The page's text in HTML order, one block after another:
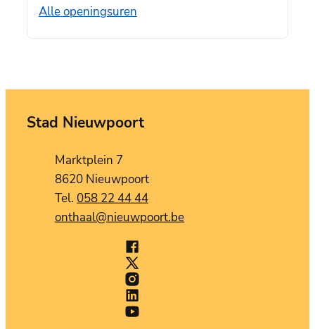
Alle openingsuren
Contact
Stad Nieuwpoort
AdresMarktplein 7
,8620 Nieuwpoort
058 22 44 44
E-mailonthaal@nieuwpoort.be
Stad Nieuwpoort
Stad Nieuwpoort
Stad Nieuwpoort
Stad Nieuwpoort
Stad Nieuwpoort